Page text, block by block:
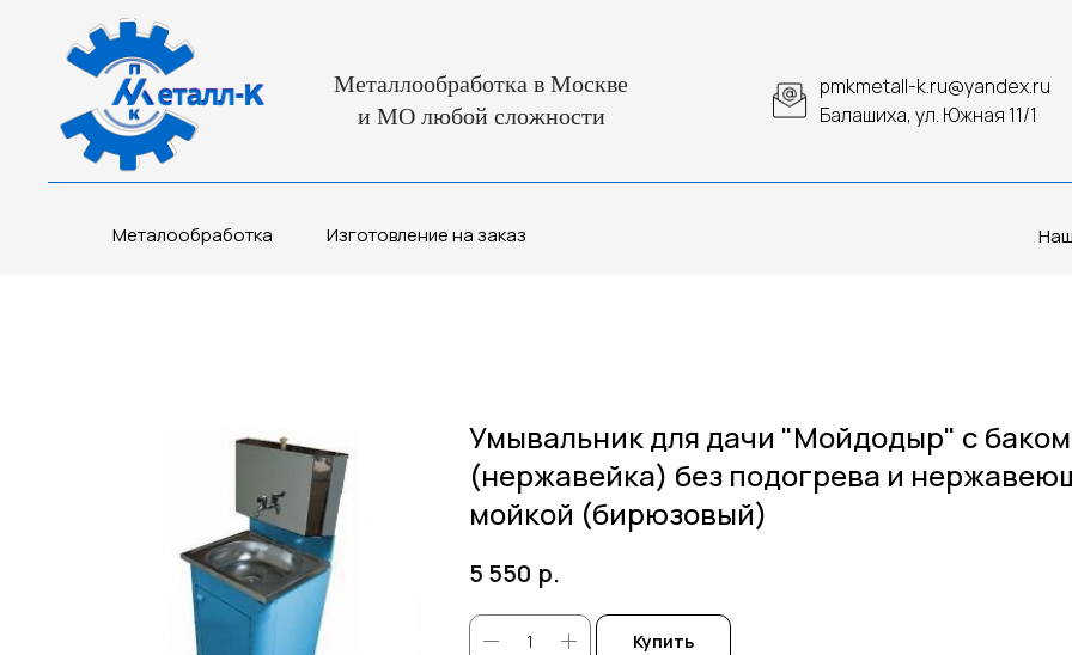
Металлообработка в Москве
и МО любой сложности
pmkmetall-k.ru@yandex.ru
Балашиха, ул. Южная 11/1
Изготовление на заказ
Металообработка
Умывальник для дачи "Мойдодыр" с баком
(нержавейка) без подогрева и
мойкой (бирюзовый)
5 550 р.
Купить